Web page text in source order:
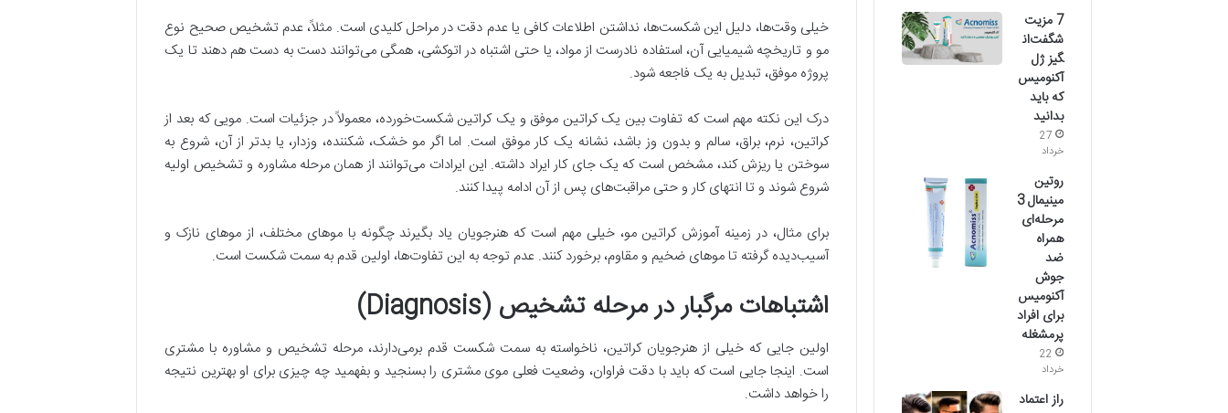
خیلی وقت‌ها، دلیل این شکست‌ها، نداشتن اطلاعات کافی یا عدم دقت در مراحل کلیدی است. مثلاً، عدم تشخیص صحیح نوع
مو و تاریخچه شیمیایی آن، استفاده نادرست از مواد، یا حتی اشتباه در اتوکشی، همگی می‌توانند دست به دست هم دهند تا یک
پروژه موفق، تبدیل به یک فاجعه شود.
درک این نکته مهم است که تفاوت بین یک کراتین موفق و یک کراتین شکست‌خورده، معمولاً در جزئیات است. مویی که بعد از
کراتین، نرم، براق، سالم و بدون وز باشد، نشانه یک کار موفق است. اما اگر مو خشک، شکننده، وزدار، یا بدتر از آن، شروع به
سوختن یا ریزش کند، مشخص است که یک جای کار ایراد داشته. این ایرادات می‌توانند از همان مرحله مشاوره و تشخیص اولیه
شروع شوند و تا انتهای کار و حتی مراقبت‌های پس از آن ادامه پیدا کنند.
برای مثال، در زمینه آموزش کراتین مو، خیلی مهم است که هنرجویان یاد بگیرند چگونه با موهای مختلف، از موهای نازک و
آسیب‌دیده گرفته تا موهای ضخیم و مقاوم، برخورد کنند. عدم توجه به این تفاوت‌ها، اولین قدم به سمت شکست است.
اشتباهات مرگبار در مرحله تشخیص (Diagnosis)
اولین جایی که خیلی از هنرجویان کراتین، ناخواسته به سمت شکست قدم برمی‌دارند، مرحله تشخیص و مشاوره با مشتری
است. اینجا جایی است که باید با دقت فراوان، وضعیت فعلی موی مشتری را بسنجید و بفهمید چه چیزی برای او بهترین نتیجه
را خواهد داشت.
7 مزیت
شگفت‌ان
گیز ژل
آکنومیس
که باید
بدانید
27
خرداد
روتین
مینیمال 3
مرحله‌ای
همراه
ضد
جوش
آکنومیس
برای افراد
پرمشغله
22
خرداد
راز اعتماد